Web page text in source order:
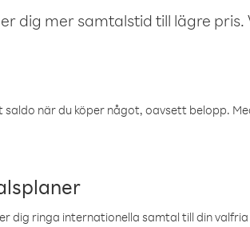
dig mer samtalstid till lägre
när du köper något, oavsett belopp.
dig ringa internationella samtal till din